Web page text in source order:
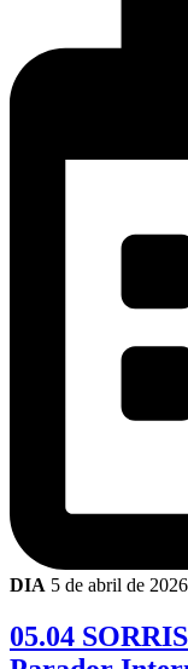
DIA 5 de abril de 2026
05.04